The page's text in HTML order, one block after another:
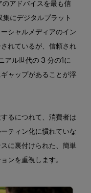
アドバイスを最も信
にデジタルプラット
シャルメディアのイン
れているが、信頼され
アル世代の 3 分の1に
ャップがあることが浮
るにつれて、消費者は
ティン化に慣れていな
に裏付けられた、簡単
ンを重視します。